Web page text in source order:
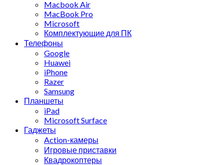
Macbook Air
MacBook Pro
Microsoft
Комплектующие для ПК
Телефоны
Google
Huawei
iPhone
Razer
Samsung
Планшеты
iPad
Microsoft Surface
Гаджеты
Action-камеры
Игровые приставки
Квадрокоптеры